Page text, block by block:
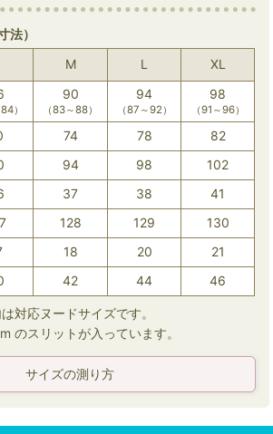
法）
M L XL
）
90
（83～88）
94
（87～92）
98
（91～96）
74 78
82
94 98
102
37 38
41
128 129
130
18 20
21
42 44 46
対応ヌードサイズです。
のスリットが入っています。
サイズの測り方